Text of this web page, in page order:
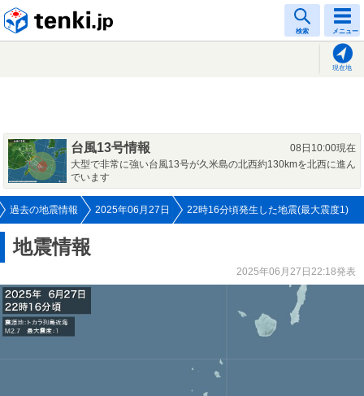
検索 メニュー
現在地
台風13号情報
08日10:00現在
大型で非常に強い台風13号が久米島の北西約130kmを北西に進ん
でいます
過去の地震情報 2025年06月27日 22時16分頃発生した地震(最大震度1)
地震情報
2025年06月27日22:18発表